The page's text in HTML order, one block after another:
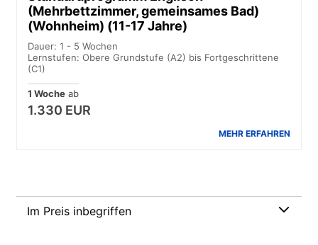
(Mehrbettzimmer, gemeinsames Bad)
(Wohnheim) (11-17 Jahre)
Dauer: 1 - 5 Wochen
Lernstufen: Obere Grundstufe (A2) bis Fortgeschrittene
(C1)
1 Woche ab
1.330 EUR
MEHR ERFAHREN
Im Preis inbegriffen